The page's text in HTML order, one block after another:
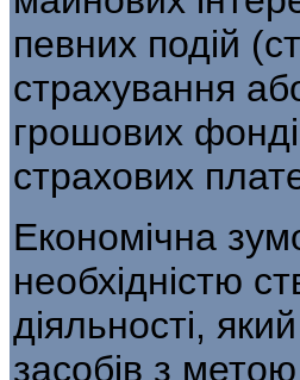
певних подій
страхування
грошових
страхових
Економічна
не­обхідністю
діяльності,
засобів з